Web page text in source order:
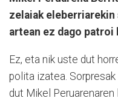
zelaiak eleberriarekin
artean ez dago patroi
Ez, eta nik uste dut
polita izatea.
dut Mikel Peruarenaren